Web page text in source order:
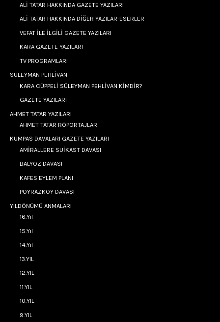
ALİ TATAR HAKKINDA GAZETE YAZILARI
ALİ TATAR HAKKINDA DİĞER YAZILAR-ESERLER
VEFAT İLE İLGİLİ GAZETE YAZILARI
KARA GAZETE YAZILARI
TV PROGRAMLARI
SÜLEYMAN PEHLİVAN
KARA CÜPPELİ SÜLEYMAN PEHLİVAN KİMDİR?
GAZETE YAZILARI
AHMET TATAR YAZILARI
AHMET TATAR RÖPORTAJLAR
KUMPAS DAVALARI GAZETE YAZILARI
AMİRALLERE SUİKAST DAVASI
BALYOZ DAVASI
KAFES EYLEM PLANI
POYRAZKÖY DAVASI
YILDÖNÜMÜ ANMALARI
16.Yıl
15.Yıl
14.Yıl
13.YIL
12.YIL
11.YIL
10.YIL
9.YIL